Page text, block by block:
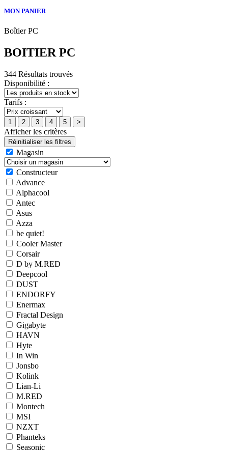
MON PANIER
Boîtier PC
BOITIER PC
344 Résultats trouvés
Disponibilité :
Tarifs :
Afficher les critères
Magasin
Constructeur
Advance
Alphacool
Antec
Asus
Azza
be quiet!
Cooler Master
Corsair
D by M.RED
Deepcool
DUST
ENDORFY
Enermax
Fractal Design
Gigabyte
HAVN
Hyte
In Win
Jonsbo
Kolink
Lian-Li
M.RED
Montech
MSI
NZXT
Phanteks
Seasonic